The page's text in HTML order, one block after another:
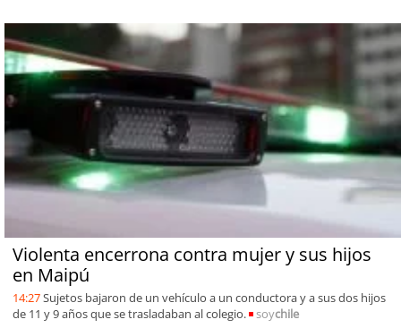
Violenta encerrona contra mujer y sus hijos
en Maipú
14:27Sujetos bajaron de un vehículo a un conductora y a sus dos hijos
de 11 y 9 años que se trasladaban al colegio.
soychile